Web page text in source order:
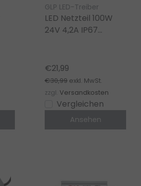
GLP LED-Treiber
LED Netzteil 100W
24V 4,2A IP67
€21,99
€30,99 exkl. MwSt.
zzgl. Versandkosten
Vergleichen
Ansehen